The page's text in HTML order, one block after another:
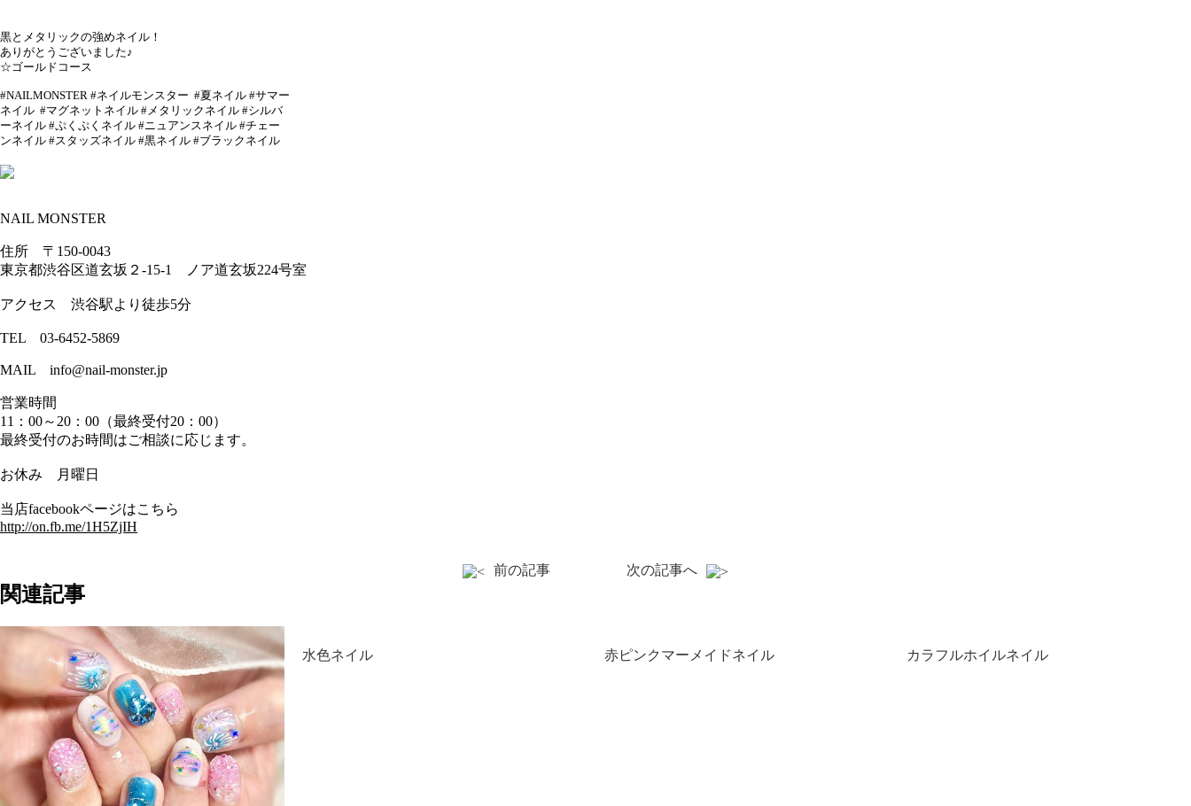
黒とメタリックの強めネイル！
ありがとうございました♪
☆ゴールドコース
#NAILMONSTER #ネイルモンスター #夏ネイル #サマー
ネイル #マグネットネイル #メタリックネイル #シルバ
ーネイル #ぷくぷくネイル #ニュアンスネイル #チェー
ンネイル #スタッズネイル #黒ネイル #ブラックネイル
NAIL MONSTER
住所 〒150-0043
東京都渋谷区道玄坂２-15-1 ノア道玄坂224号室
アクセス 渋谷駅より徒歩5分
TEL 03-6452-5869
MAIL info@nail-monster.jp
営業時間
11：00～20：00（最終受付20：00）
最終受付のお時間はご相談に応じます。
お休み 月曜日
当店facebookページはこちら
http://on.fb.me/1H5ZjIH
前の記事 次の記事へ
関連記事
水色ネイル 赤ピンクマーメイドネイル カラフルホイルネイル